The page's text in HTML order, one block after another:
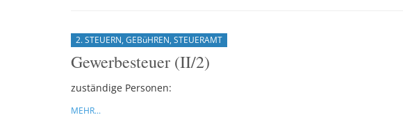
2. STEUERN, GEBüHREN, STEUERAMT
Gewerbesteuer (II/2)
zuständige Personen:
MEHR...